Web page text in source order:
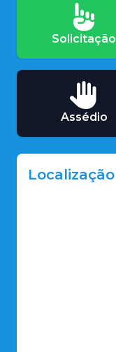
Solicitação
Assédio
Localização